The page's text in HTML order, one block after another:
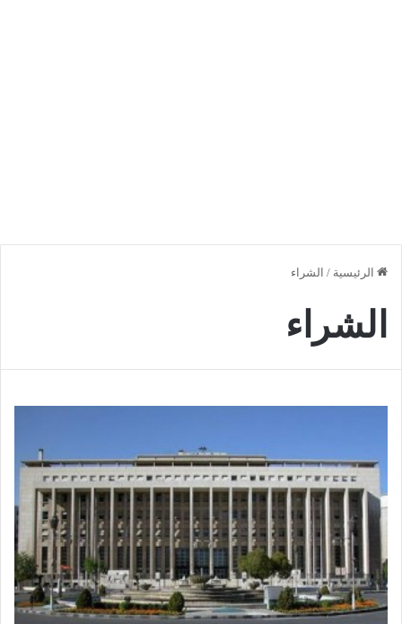
الرئيسية / الشراء
الشراء